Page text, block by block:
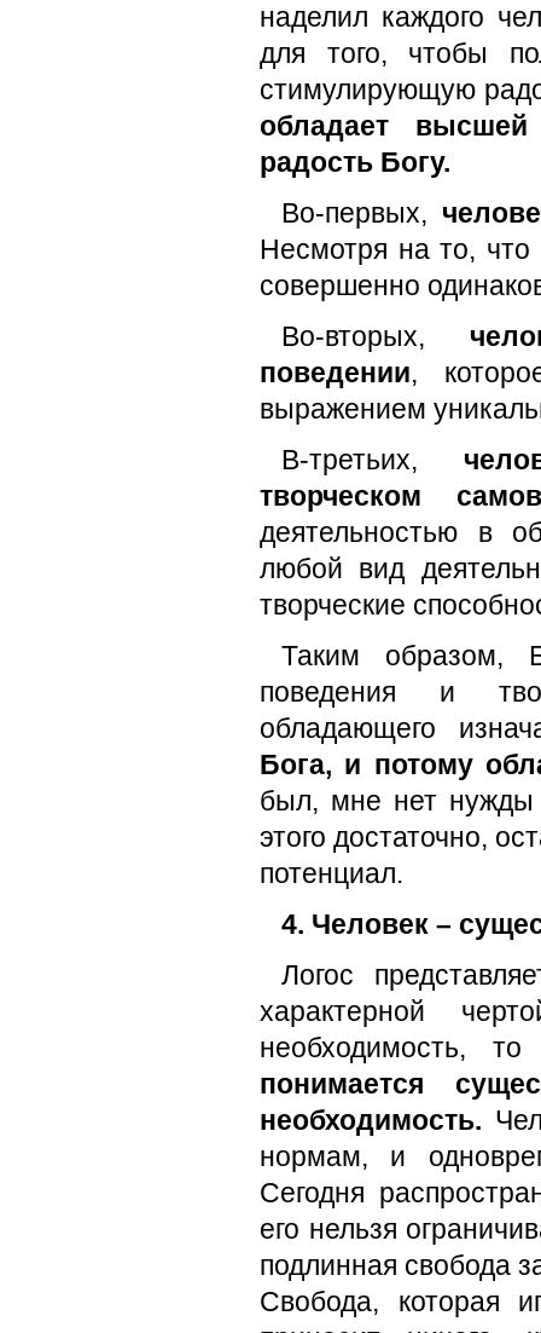
наделил каждого
для того, чтобы
стимулирующую
обладает
радость Богу.
Во-первых,
Несмотря на то,
совершенно
Во-вторых,
поведении,
выражением
В-третьих,
творческом
деятельностью в
любой вид
творческие
Таким образом,
поведения и
обладающего
Бога, и потому
был, мне нет нужды
этого достаточно,
потенциал.
4. Человек –
Логос
характерной
необходимость, то
понимается
необходимость.
нормам, и
Сегодня
его нельзя
подлинная свобода
Свобода, которая